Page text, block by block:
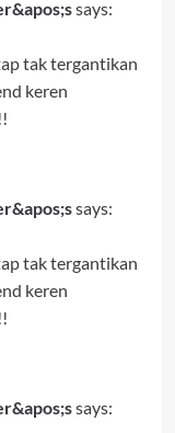
says:
tak tergantikan
keren
says:
tak tergantikan
keren
says: